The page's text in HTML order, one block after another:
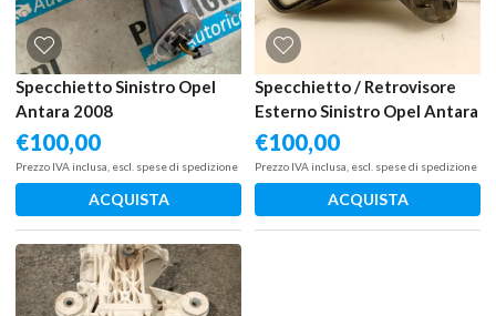
Specchietto Sinistro Opel
Antara 2008
€100,00
Prezzo IVA inclusa, escl. spese di spedizione
ACQUISTA
Specchietto / Retrovisore
Esterno Sinistro Opel Antara
2006 – 2011
€100,00
Prezzo IVA inclusa, escl. spese di spedizione
ACQUISTA